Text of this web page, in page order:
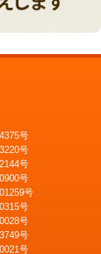
号
号
号
号
号
号
号
号
号